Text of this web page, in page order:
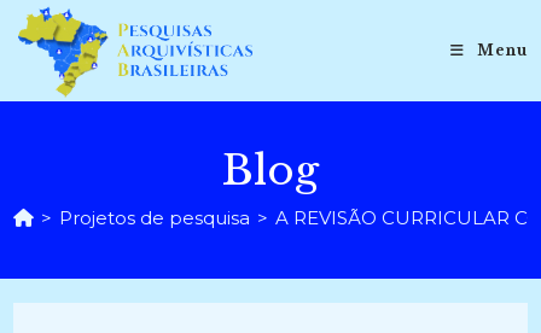
para
conteúdo
Menu
Blog
> Projetos de pesquisa > A REVISÃO CURRICULAR